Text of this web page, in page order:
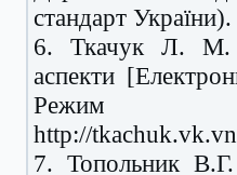
стандарт України).
6. Ткачук Л. М.
аспекти
http://
7. Топольник В.Г.